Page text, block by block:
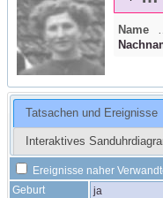
Name
Tatsachen und Ereignisse
Interaktives
Ereignisse naher
Geburt
ja